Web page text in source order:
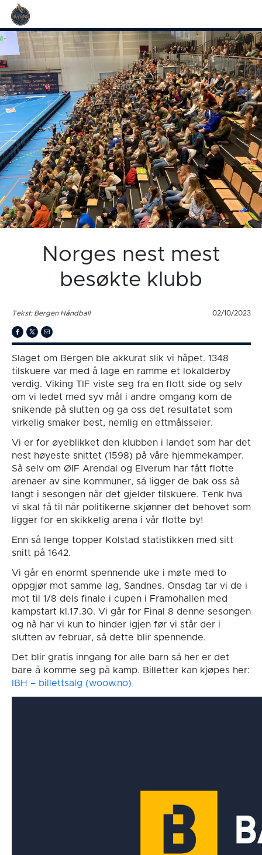
Norges nest mest
besøkte klubb
Tekst: Bergen Håndball 02/10/2023
Slaget om Bergen ble akkurat slik vi håpet. 1348
tilskuere var med å lage en ramme et lokalderby
verdig. Viking TIF viste seg fra en flott side og selv
om vi ledet med syv mål i andre omgang kom de
snikende på slutten og ga oss det resultatet som
virkelig smaker best, nemlig en ettmålsseier.
Vi er for øyeblikket den klubben i landet som har det
nest høyeste snittet (1598) på våre hjemmekamper.
Så selv om ØIF Arendal og Elverum har fått flotte
arenaer av sine kommuner, så ligger de bak oss så
langt i sesongen når det gjelder tilskuere. Tenk hva
vi skal få til når politikerne skjønner det behovet som
ligger for en skikkelig arena i vår flotte by!
Enn så lenge topper Kolstad statistikken med sitt
snitt på 1642.
Vi går en enormt spennende uke i møte med to
oppgjør mot samme lag, Sandnes. Onsdag tar vi de i
mot til 1/8 dels finale i cupen i Framohallen med
kampstart kl.17.30. Vi går for Final 8 denne sesongen
og nå har vi kun to hinder igjen før vi står der i
slutten av februar, så dette blir spennende.
Det blir gratis inngang for alle barn så her er det
bare å komme seg på kamp. Billetter kan kjøpes her:
IBH – billettsalg (woow.no)